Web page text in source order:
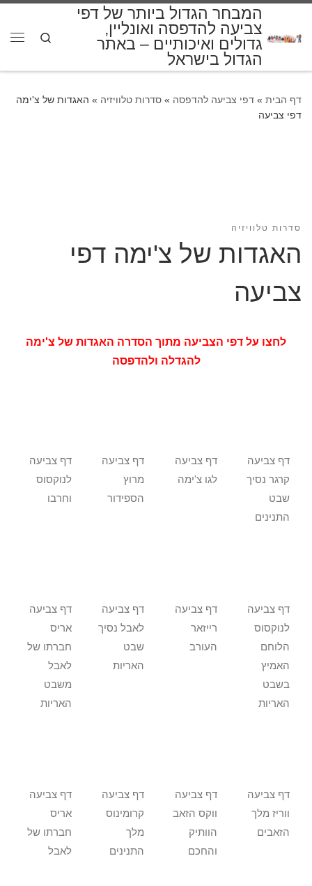
המבחר הגדול ביותר של דפי
צביעה להדפסה ואונליין,
גדולים ואיכותיים – באתר
הגדול בישראל
Search
דף הבית » דפי צביעה להדפסה » סדרות טלוויזיה » האגדות של צ'ימה
דפי צביעה
סדרות טלוויזיה
האגדות של צ'ימה דפי
צביעה
לחצו על דפי הצביעה מתוך הסדרה האגדות של צ'ימה
להגדלה ולהדפסה
דף צביעה
לנוקסוס
וחרבו
דף צביעה
מרוץ
הספידור
דף צביעה
לגו צ'ימה
דף צביעה
קרגר נסיך
שבט
התנינים
דף צביעה
אריס
חברתו של
לאבל
משבט
האריות
דף צביעה
לאבל נסיך
שבט
האריות
דף צביעה
רייזאר
העורב
דף צביעה
לנוקסוס
הלוחם
האמיץ
בשבט
האריות
דף צביעה
אריס
חברתו של
לאבל
דף צביעה
קרומינוס
מלך
התנינים
דף צביעה
ווקס הזאב
הוותיק
והחכם
דף צביעה
ווריז מלך
הזאבים